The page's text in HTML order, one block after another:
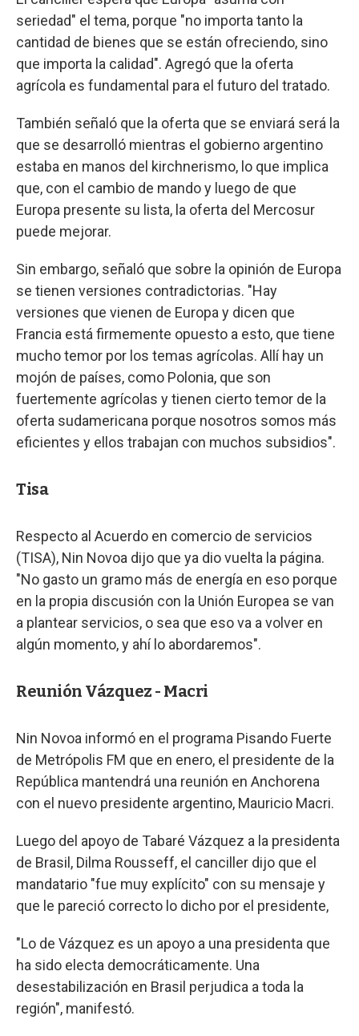
seriedad" el tema, porque "no importa tanto la
cantidad de bienes que se están ofreciendo, sino
que importa la calidad". Agregó que la oferta
agrícola es fundamental para el futuro del tratado.
También señaló que la oferta que se enviará será la
que se desarrolló mientras el gobierno argentino
estaba en manos del kirchnerismo, lo que implica
que, con el cambio de mando y luego de que
Europa presente su lista, la oferta del Mercosur
puede mejorar.
Sin embargo, señaló que sobre la opinión de Europa
se tienen versiones contradictorias. "Hay
versiones que vienen de Europa y dicen que
Francia está firmemente opuesto a esto, que tiene
mucho temor por los temas agrícolas. Allí hay un
mojón de países, como Polonia, que son
fuertemente agrícolas y tienen cierto temor de la
oferta sudamericana porque nosotros somos más
eficientes y ellos trabajan con muchos subsidios".
Tisa
Respecto al Acuerdo en comercio de servicios
(TISA), Nin Novoa dijo que ya dio vuelta la página.
"No gasto un gramo más de energía en eso porque
en la propia discusión con la Unión Europea se van
a plantear servicios, o sea que eso va a volver en
algún momento, y ahí lo abordaremos".
Reunión Vázquez - Macri
Nin Novoa informó en el programa Pisando Fuerte
de Metrópolis FM que en enero, el presidente de la
República mantendrá una reunión en Anchorena
con el nuevo presidente argentino, Mauricio Macri.
Luego del apoyo de Tabaré Vázquez a la presidenta
de Brasil, Dilma Rousseff, el canciller dijo que el
mandatario "fue muy explícito" con su mensaje y
que le pareció correcto lo dicho por el presidente,
"Lo de Vázquez es un apoyo a una presidenta que
ha sido electa democráticamente. Una
desestabilización en Brasil perjudica a toda la
región", manifestó.